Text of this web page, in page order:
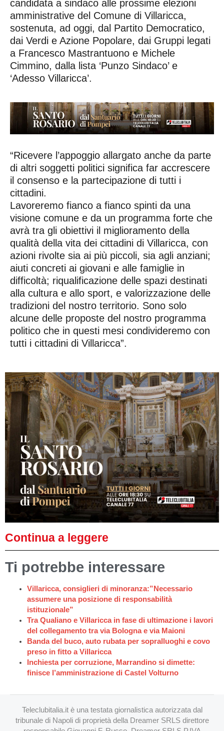
candidata a sindaco alle prossime elezioni
amministrative del Comune di Villaricca,
sostenuta, ad oggi, dal Partito Democratico,
dai Verdi e Azione Popolare, dai Gruppi legati
a Francesco Mastrantuono e Michele
Cimmino, dalla lista ‘Punzo Sindaco’ e
‘Adesso Villaricca’.
“Ricevere l’appoggio allargato anche da parte
di altri soggetti politici significa far accrescere
il consenso e la partecipazione di tutti i
cittadini.
Lavoreremo fianco a fianco spinti da una
visione comune e da un programma forte che
avrà tra gli obiettivi il miglioramento della
qualità della vita dei cittadini di Villaricca, con
azioni rivolte sia ai più piccoli, sia agli anziani;
aiuti concreti ai giovani e alle famiglie in
difficoltà; riqualificazione delle spazi destinati
alla cultura e allo sport, e valorizzazione delle
tradizioni del nostro territorio. Sono solo
alcune delle proposte del nostro programma
politico che in questi mesi condivideremo con
tutti i cittadini di Villaricca”.
Continua a leggere
Ti potrebbe interessare
Villaricca, consiglieri di minoranza:”Necessario
assumere una posizione di responsabilità
istituzionale”
Tra Qualiano e Villaricca in fase di ultimazione i lavori
del collegamento tra via Bologna e via Maioni
Banda del buco, auto rubata per sopralluoghi e covo
preso in fitto a Villaricca
Inchiesta per corruzione, Marrandino si dimette:
finisce l’amministrazione di Castel Volturno
Teleclubitalia.it è una testata giornalistica autorizzata dal
tribunale di Napoli di proprietà della Dreamer SRLS direttore